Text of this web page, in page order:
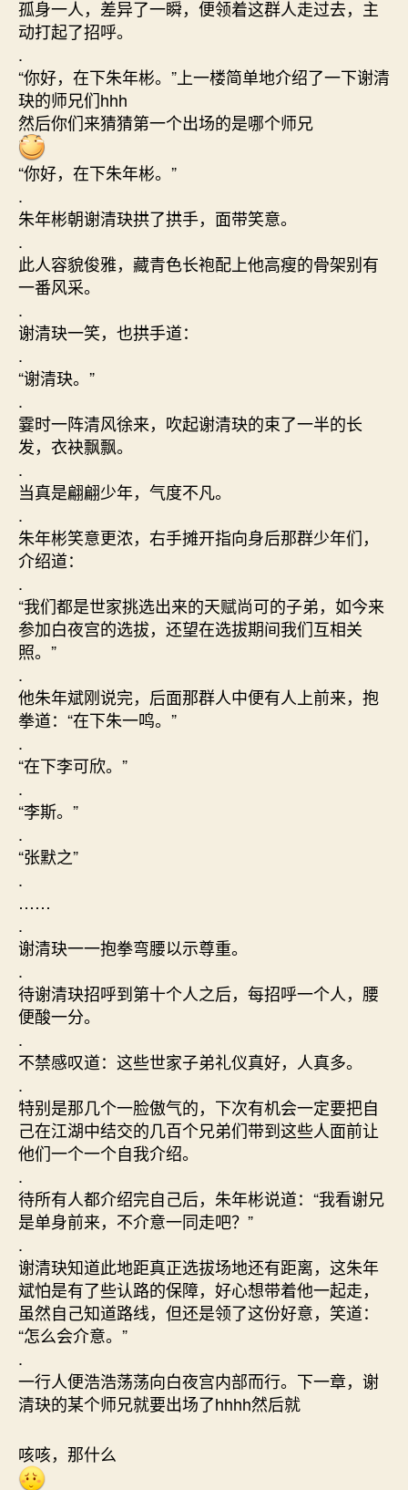
孤身一人，差异了一瞬，便领着这群人走过去，主
动打起了招呼。
.
“你好，在下朱年彬。”上一楼简单地介绍了一下谢清
玦的师兄们hhh
然后你们来猜猜第一个出场的是哪个师兄
“你好，在下朱年彬。”
.
朱年彬朝谢清玦拱了拱手，面带笑意。
.
此人容貌俊雅，藏青色长袍配上他高瘦的骨架别有
一番风采。
.
谢清玦一笑，也拱手道：
.
“谢清玦。”
.
霎时一阵清风徐来，吹起谢清玦的束了一半的长
发，衣袂飘飘。
.
当真是翩翩少年，气度不凡。
.
朱年彬笑意更浓，右手摊开指向身后那群少年们，
介绍道：
.
“我们都是世家挑选出来的天赋尚可的子弟，如今来
参加白夜宫的选拔，还望在选拔期间我们互相关
照。”
.
他朱年斌刚说完，后面那群人中便有人上前来，抱
拳道：“在下朱一鸣。”
.
“在下李可欣。”
.
“李斯。”
.
“张默之”
.
……
.
谢清玦一一抱拳弯腰以示尊重。
.
待谢清玦招呼到第十个人之后，每招呼一个人，腰
便酸一分。
.
不禁感叹道：这些世家子弟礼仪真好，人真多。
.
特别是那几个一脸傲气的，下次有机会一定要把自
己在江湖中结交的几百个兄弟们带到这些人面前让
他们一个一个自我介绍。
.
待所有人都介绍完自己后，朱年彬说道：“我看谢兄
是单身前来，不介意一同走吧？”
.
谢清玦知道此地距真正选拔场地还有距离，这朱年
斌怕是有了些认路的保障，好心想带着他一起走，
虽然自己知道路线，但还是领了这份好意，笑道：
“怎么会介意。”
.
一行人便浩浩荡荡向白夜宫内部而行。下一章，谢
清玦的某个师兄就要出场了hhhh然后就
咳咳，那什么